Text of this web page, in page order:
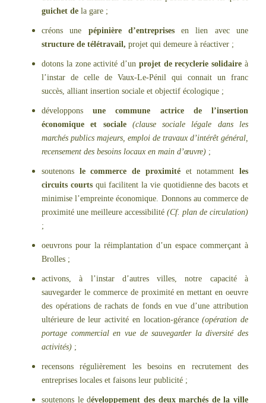
guichet de la gare ;
créons une pépinière d’entreprisesen lien avec une
structure de télétravail, projet qui demeure à réactiver ;
dotons la zone activité d’un projet de recyclerie solidaire à
l’instar de celle de Vaux-Le-Pénil qui connait un franc
succès, alliant insertion sociale et objectif écologique ;
développonsune commune actrice de l’insertion
économique
et sociale
(clause sociale légale dans les
marchés publics majeurs, emploi de travaux d’intérêt général,
recensement des besoins locaux en main d’œuvre) ;
soutenons le commerce de proximitéet notammentles
circuits courts qui facilitent la vie quotidienne des bacots et
minimise l’empreinte économique. Donnons au commerce de
proximité une meilleure accessibilité (Cf. plan de circulation)
;
oeuvrons pour la réimplantation d’un espace commerçant à
Brolles ;
activons, à l’instar d’autres villes, notre capacité à
sauvegarder le commerce de proximité en mettant en oeuvre
des opérations de rachats de fonds en vue d’une attribution
ultérieure de leur activité en location-gérance(opération de
portage commercial en vue de sauvegarder la diversité des
activités) ;
recensons régulièrement les besoins en recrutement des
entreprises locales et faisons leur publicité ;
soutenons le développement des deux marchés de la ville